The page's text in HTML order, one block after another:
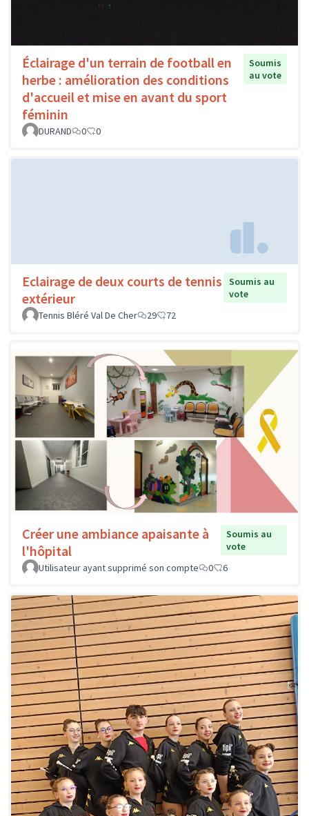
Éclairage d'un terrain de football en
herbe : amélioration des conditions
d'accueil et mise en avant du sport
féminin
Soumis
au vote
DURAND 0 0
Eclairage de deux courts de tennis
extérieur
Soumis au
vote
Tennis Bléré Val De Cher
29 72
Créer une ambiance apaisante à
l'hôpital
Soumis au
vote
Utilisateur ayant supprimé son compte
0 6